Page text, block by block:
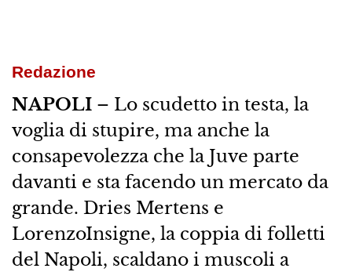
Redazione
NAPOLI– Lo scudetto in testa, la
voglia di stupire, ma anche la
consapevolezza che la Juve parte
davanti e sta facendo un mercato da
grande. Dries Mertens e
LorenzoInsigne, la coppia di folletti
del Napoli, scaldano i muscoli a